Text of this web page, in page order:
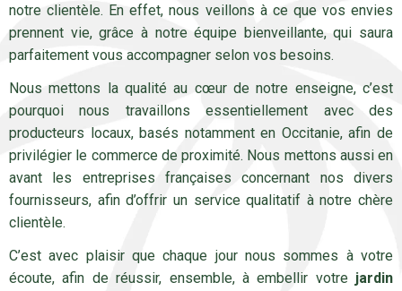
notre clientèle. En effet, nous veillons à ce que vos envies
prennent vie, grâce à notre équipe bienveillante, qui saura
parfaitement vous accompagner selon vos besoins.
Nous mettons la qualité au cœur de notre enseigne, c’est
pourquoi nous travaillons essentiellement avec des
producteurs locaux, basés notamment en Occitanie, afin de
privilégier le commerce de proximité. Nous mettons aussi en
avant les entreprises françaises concernant nos divers
fournisseurs, afin d’offrir un service qualitatif à notre chère
clientèle.
C’est avec plaisir que chaque jour nous sommes à votre
écoute, afin de réussir, ensemble, à embellir votre jardin